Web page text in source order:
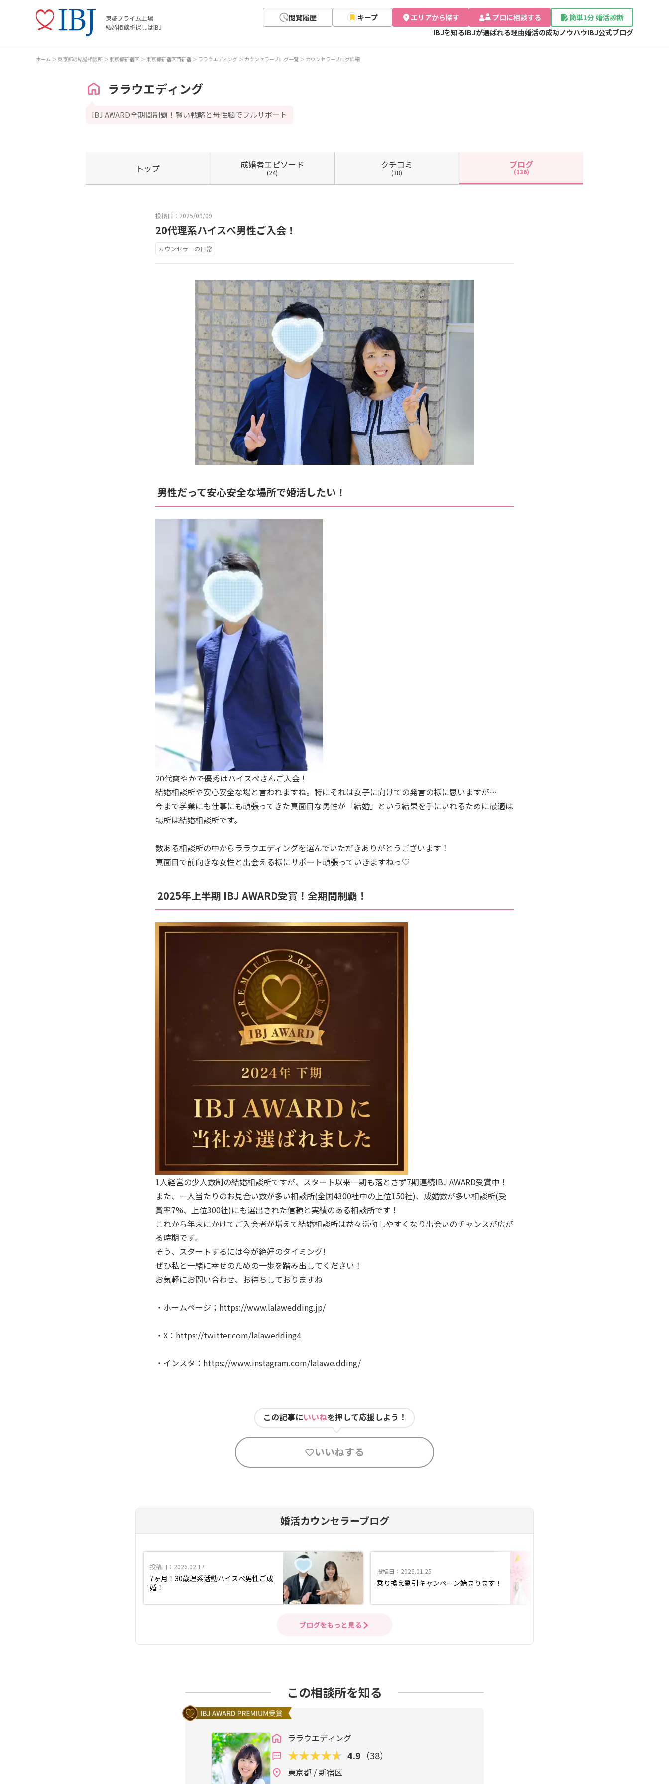
東証プライム上場
結婚相談所探しはIBJ
閲覧履歴 キープ エリアから探す プロに相談する
簡単1分 婚活診断
IBJを知るIBJが選ばれる理由婚活の成功ノウハウIBJ公式ブログ
ホーム 東京都の結婚相談所 東京都新宿区 東京都新宿区西新宿 ララウエディング カウンセラーブログ一覧 カウンセラーブログ詳細
ララウエディング
IBJ AWARD全期間制覇！賢い戦略と母性脳でフルサポート
トップ 成婚者エピソード
(24)
クチコミ
(38)
ブログ
(136)
投稿日：2025/09/09
20代理系ハイスぺ男性ご入会！
カウンセラーの日常
男性だって安心安全な場所で婚活したい！
20代爽やかで優秀はハイスぺさんご入会！
結婚相談所や安心安全な場と言われますね。特にそれは女子に向けての発言の様に思いますが…
今まで学業にも仕事にも頑張ってきた真面目な男性が「結婚」という結果を手にいれるために最適は
場所は結婚相談所です。
数ある相談所の中からララウエディングを選んでいただきありがとうございます！
真面目で前向きな女性と出会える様にサポート頑張っていきますねっ♡
2025年上半期 IBJ AWARD受賞！全期間制覇！
1人経営の少人数制の結婚相談所ですが、スタート以来一期も落とさず7期連続IBJ AWARD受賞中！
また、一人当たりのお見合い数が多い相談所(全国4300社中の上位150社)、成婚数が多い相談所(受
賞率7%、上位300社)にも選出された信頼と実績のある相談所です！
これから年末にかけてご入会者が増えて結婚相談所は益々活動しやすくなり出会いのチャンスが広が
る時期です。
そう、スタートするには今が絶好のタイミング!
ぜひ私と一緒に幸せのための一歩を踏み出してください！
お気軽にお問い合わせ、お待ちしておりますね
・ホームページ；https://www.lalawedding.jp/
・X：https://twitter.com/lalawedding4
・インスタ：https://www.instagram.com/lalawe.dding/
この記事にいいねを押して応援しよう！
いいねする
婚活カウンセラーブログ
投稿日：2026.02.17
7ヶ月！30歳理系活動ハイスぺ男性ご成
婚！
投稿日：2026.01.25
乗り換え割引キャンぺーン始まります！
ブログをもっと見る
この相談所を知る
ララウエディング
4.9 （38）
東京都 / 新宿区